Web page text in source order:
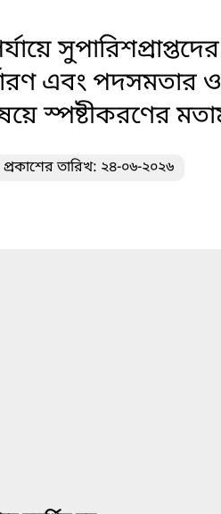
এবং পদসমতার
স্পষ্টীকরণের
প্রকাশের তারিখ: ২৪-০৬-২০২৬